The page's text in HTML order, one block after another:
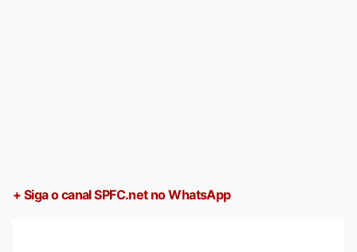
+ Siga o canal SPFC.net no WhatsApp